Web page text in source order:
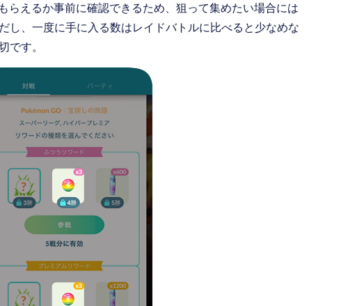
らえるか事前に確認できるため、狙って集めたい場合には
し、一度に手に入る数はレイドバトルに比べると少なめな
です。